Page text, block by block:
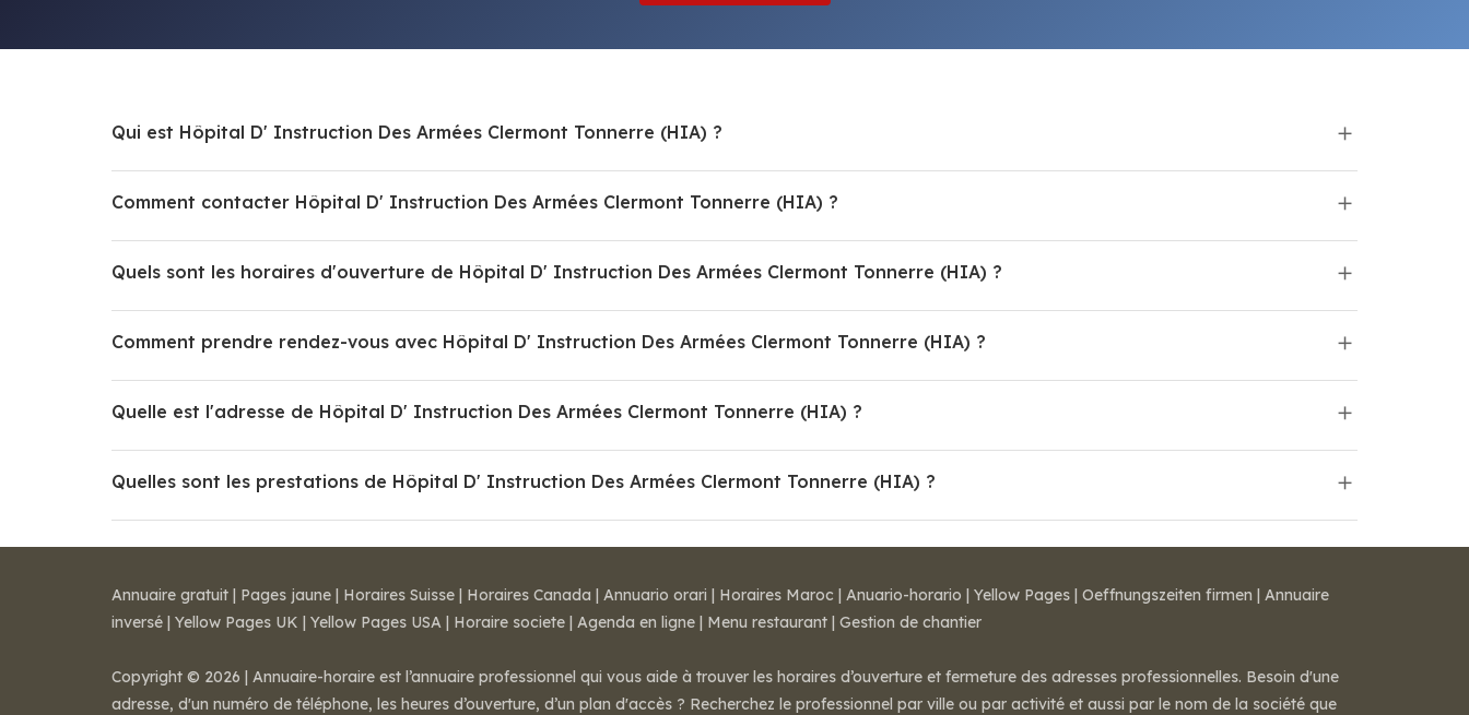
Qui est Hôpital D' Instruction Des Armées Clermont Tonnerre (HIA) ?
Comment contacter Hôpital D' Instruction Des Armées Clermont Tonnerre (HIA) ?
Quels sont les horaires d'ouverture de Hôpital D' Instruction Des Armées Clermont Tonnerre (HIA) ?
Comment prendre rendez-vous avec Hôpital D' Instruction Des Armées Clermont Tonnerre (HIA) ?
Quelle est l'adresse de Hôpital D' Instruction Des Armées Clermont Tonnerre (HIA) ?
Quelles sont les prestations de Hôpital D' Instruction Des Armées Clermont Tonnerre (HIA) ?
Annuaire gratuit | Pages jaune | Horaires Suisse | Horaires Canada | Annuario orari | Horaires Maroc | Anuario-horario | Yellow Pages | Oeffnungszeiten firmen | Annuaire
inversé | Yellow Pages UK | Yellow Pages USA | Horaire societe | Agenda en ligne | Menu restaurant | Gestion de chantier
Copyright © 2026 | Annuaire-horaire est l’annuaire professionnel qui vous aide à trouver les horaires d’ouverture et fermeture des adresses professionnelles. Besoin d'une
adresse, d'un numéro de téléphone, les heures d’ouverture, d’un plan d'accès ? Recherchez le professionnel par ville ou par activité et aussi par le nom de la société que